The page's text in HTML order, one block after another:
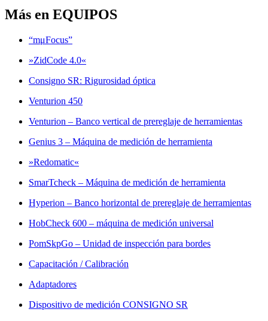
Más en EQUIPOS
“mμFocus”
»ZidCode 4.0«
Consigno SR: Rigurosidad óptica
Venturion 450
Venturion – Banco vertical de prereglaje de herramientas
Genius 3 – Máquina de medición de herramienta
»Redomatic«
SmarTcheck – Máquina de medición de herramienta
Hyperion – Banco horizontal de prereglaje de herramientas
HobCheck 600 – máquina de medición universal
PomSkpGo – Unidad de inspección para bordes
Capacitación / Calibración
Adaptadores
Dispositivo de medición CONSIGNO SR